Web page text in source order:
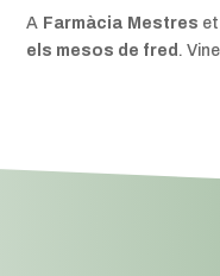
A Farmàcia Mestres
els mesos de fred .